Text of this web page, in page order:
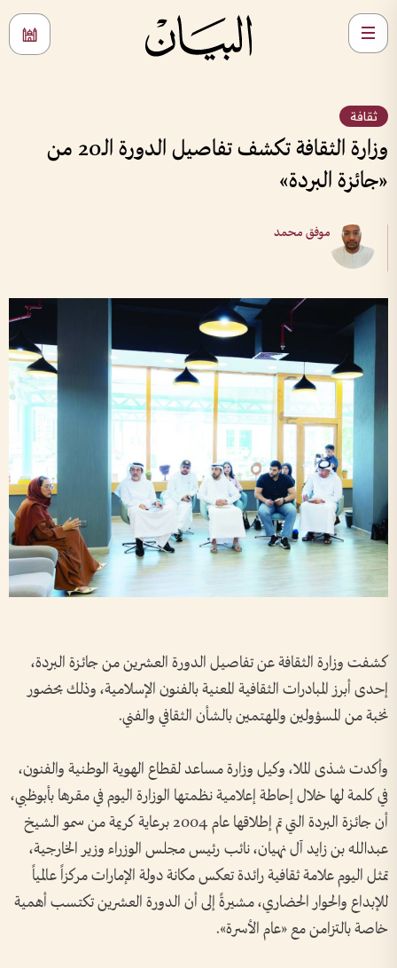
ثقافة
وزارة الثقافة تكشف تفاصيل الدورة الـ20 من
«جائزة البردة»
موفق محمد
كشفت وزارة الثقافة عن تفاصيل الدورة العشرين من جائزة البردة،
إحدى أبرز المبادرات الثقافية المعنية بالفنون الإسلامية، وذلك بحضور
نخبة من المسؤولين والمهتمين بالشأن الثقافي والفني.
وأكدت شذى الملا، وكيل وزارة مساعد لقطاع الهوية الوطنية والفنون،
في كلمة لها خلال إحاطة إعلامية نظمتها الوزارة اليوم في مقرها بأبوظبي،
أن جائزة البردة التي تم إطلاقها عام 2004 برعاية كريمة من سمو الشيخ
عبدالله بن زايد آل نهيان، نائب رئيس مجلس الوزراء وزير الخارجية،
تمثل اليوم علامة ثقافية رائدة تعكس مكانة دولة الإمارات مركزاً عالمياً
للإبداع والحوار الحضاري، مشيرةً إلى أن الدورة العشرين تكتسب أهمية
خاصة بالتزامن مع «عام الأسرة».